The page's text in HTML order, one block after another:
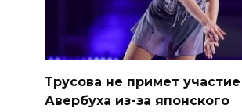
Трусова не примет
Авербуха из-за японского